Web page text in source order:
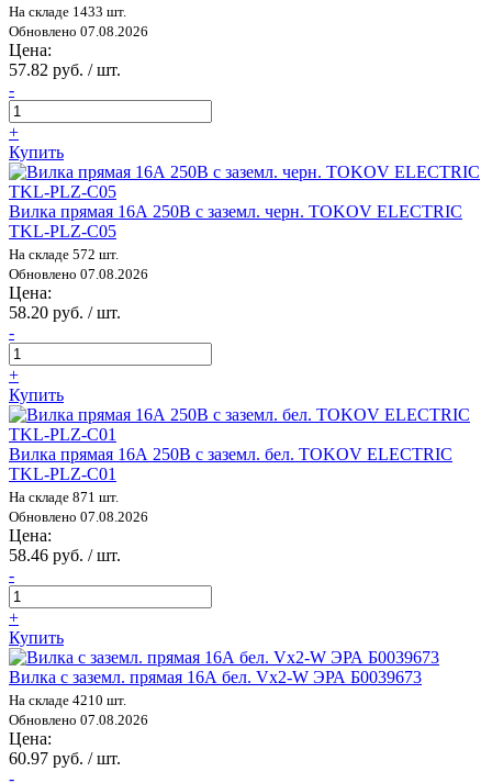
На складе 1433 шт.
Обновлено 07.08.2026
Цена:
57.82 руб. / шт.
-
+
Купить
Вилка прямая 16А 250В с заземл. черн. TOKOV ELECTRIC
TKL-PLZ-C05
На складе 572 шт.
Обновлено 07.08.2026
Цена:
58.20 руб. / шт.
-
+
Купить
Вилка прямая 16А 250В с заземл. бел. TOKOV ELECTRIC
TKL-PLZ-C01
На складе 871 шт.
Обновлено 07.08.2026
Цена:
58.46 руб. / шт.
-
+
Купить
Вилка с заземл. прямая 16А бел. Vx2-W ЭРА Б0039673
На складе 4210 шт.
Обновлено 07.08.2026
Цена:
60.97 руб. / шт.
-